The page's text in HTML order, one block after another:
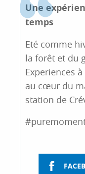
Une
temps
Eté comme
la forêt et du
Experiences
au cœur du
station de